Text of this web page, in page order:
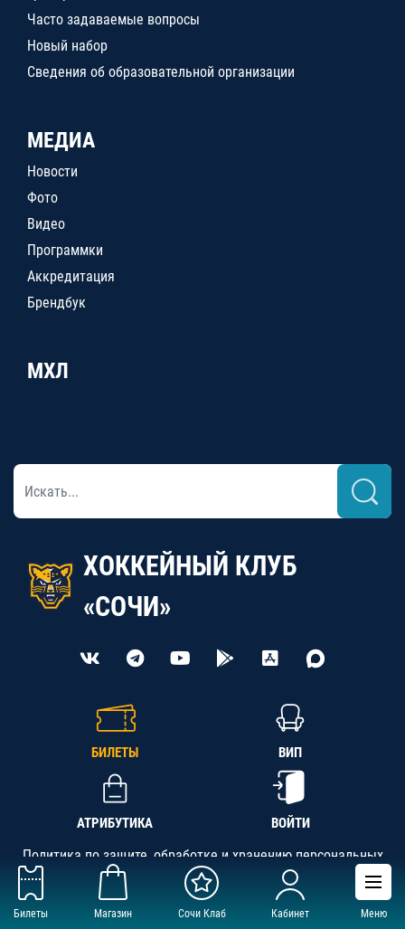
Билеты Магазин Сочи Клаб Кабинет Меню
Часто задаваемые вопросы
Новый набор
Сведения об образовательной организации
МЕДИА
Новости
Фото
Видео
Программки
Аккредитация
Брендбук
МХЛ
ХОККЕЙНЫЙ КЛУБ
«СОЧИ»
БИЛЕТЫ ВИП
АТРИБУТИКА ВОЙТИ
Политика по защите, обработке и хранению персональных
данных
АНО «СК «Кубань-Регион», ОГРН 1142300002349,